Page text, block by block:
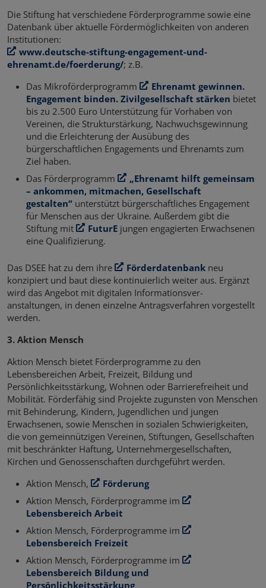
Die Stiftung hat verschiedene Förderprogramme sowie eine
Datenbank über aktuelle Fördermöglichkeiten von anderen
Institutionen:
www.deutsche-stiftung-engagement-und-
ehrenamt.de/foerderung/; z.B.
Das Mikroförderprogramm
Ehrenamt gewinnen.
Engagement binden. Zivilgesellschaft stärken bietet
bis zu 2.500 Euro Unterstützung für Vorhaben von
Vereinen, die Strukturstärkung, Nachwuchsgewinnung
und die Erleichterung der Ausübung des
bürgerschaftlichen Engagements und Ehrenamts zum
Ziel haben.
Das Förderprogramm
„Ehrenamt hilft gemeinsam
– ankommen, mitmachen, Gesellschaft
gestalten“ unterstützt bürgerschaftliches Engagement
für Menschen aus der Ukraine. Außerdem gibt die
Stiftung mit
FuturEjungen engagierten Erwachsenen
eine Qualifizierung.
Das DSEE hat zu dem ihre Förderdatenbankneu
konzipiert und baut diese kontinuierlich weiter aus. Ergänzt
wird das Angebot mit digitalen Informationsver-
anstaltungen, in denen einzelne Antragsverfahren vorgestellt
werden.
3. Aktion Mensch
Aktion Mensch bietet Förderprogramme zu den
Lebensbereichen Arbeit, Freizeit, Bildung und
Persönlichkeitsstärkung, Wohnen oder Barrierefreiheit und
Mobilität. Förderfähig sind Projekte zugunsten von Menschen
mit Behinderung, Kindern, Jugendlichen und jungen
Erwachsenen, sowie Menschen in sozialen Schwierigkeiten,
die von gemeinnützigen Vereinen, Stiftungen, Gesellschaften
mit beschränkter Haftung, Unternehmergesellschaften,
Kirchen und Genossenschaften durchgeführt werden.
Aktion Mensch,
Förderung
Aktion Mensch, Förderprogramme im
Lebensbereich Arbeit
Aktion Mensch, Förderprogramme im
Lebensbereich Freizeit
Aktion Mensch, Förderprogramme im
Lebensbereich Bildung und
Persönlichkeitsstärkung